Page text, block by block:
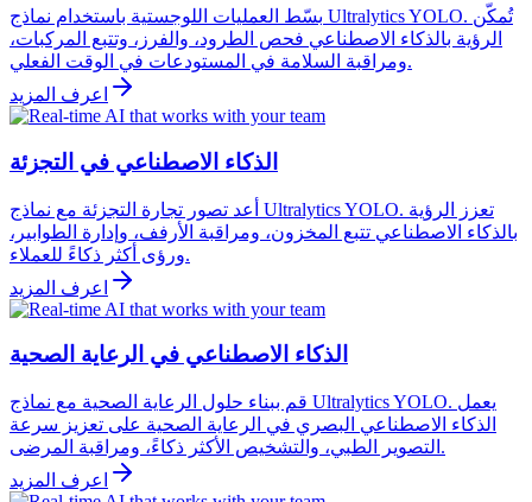
بسّط العمليات اللوجستية باستخدام نماذج Ultralytics YOLO. تُمكّن
الرؤية بالذكاء الاصطناعي فحص الطرود، والفرز، وتتبع المركبات،
ومراقبة السلامة في المستودعات في الوقت الفعلي.
اعرف المزيد
الذكاء الاصطناعي في التجزئة
أعد تصور تجارة التجزئة مع نماذج Ultralytics YOLO. تعزز الرؤية
بالذكاء الاصطناعي تتبع المخزون، ومراقبة الأرفف، وإدارة الطوابير،
ورؤى أكثر ذكاءً للعملاء.
اعرف المزيد
الذكاء الاصطناعي في الرعاية الصحية
قم ببناء حلول الرعاية الصحية مع نماذج Ultralytics YOLO. يعمل
الذكاء الاصطناعي البصري في الرعاية الصحية على تعزيز سرعة
التصوير الطبي، والتشخيص الأكثر ذكاءً، ومراقبة المرضى.
اعرف المزيد